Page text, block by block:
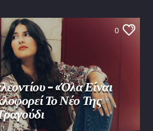
0
– «Όλα Είναι
Το Νέο Της